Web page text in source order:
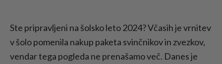
Kdaj se otroci vrnejo v šolo?
Kontrolni seznam za nazaj v šolo: Za mlajše
učence
Ste pripravljeni na šolsko leto 2024? Včasih je vrnitev
v šolo pomenila nakup paketa svinčnikov in zvezkov,
vendar tega pogleda ne prenašamo več. Danes je